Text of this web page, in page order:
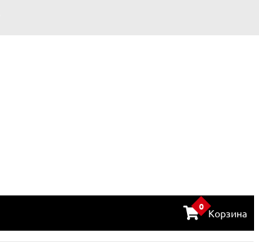
0
Корзина